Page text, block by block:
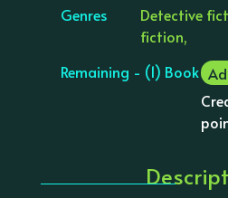
Genres
Detective
fiction,
Remaining - (1) Book